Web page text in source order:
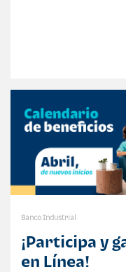
Banco Industrial
¡Participa y
en Línea!